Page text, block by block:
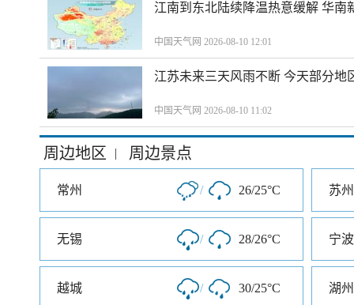
江南到东北陆续降温热意缓解 华南
中国天气网 2026-08-10 12:01
江苏未来三天风雨不断 今天部分地
中国天气网 2026-08-10 11:02
周边地区 | 周边景点
常州 / 26/25°C 苏州
无锡 / 28/26°C 宁波
越城 / 30/25°C 湖州